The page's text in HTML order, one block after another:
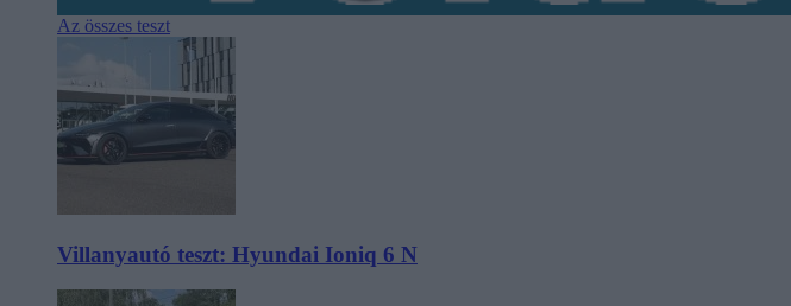
Az összes teszt
Villanyautó teszt: Hyundai Ioniq 6 N